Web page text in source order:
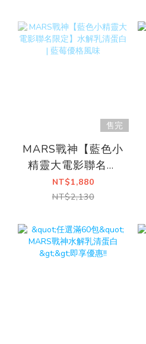
售完
MARS戰神【藍色小
精靈大電影聯名限
定】水解乳清蛋白 |
藍莓優格風味
NT$1,880
NT$2,130